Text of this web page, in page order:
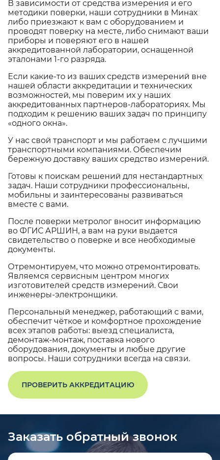
В зависимости от средства измерения и его
методики поверки, наши сотрудники в Минах
либо приезжают к вам с оборудованием и
проводят поверку на месте, либо снимают ваши
приборы и поверяют его в нашей
аккредитованной лаборатории, оснащенной
эталонами 1-го разряда.
Если какие-то из ваших средств измерений вне
нашей области аккредитации и технических
возможностей, мы поверим их у наших
аккредитованных партнеров-лабораториях. Мы
подходим к решению ваших задач по принципу
«одного окна».
У нас свой транспорт и мы работаем с лучшими
транспортными компаниями. Обеспечим
бережную доставку ваших средство измерений.
Готовы к поискам решений для нестандартных
задач. Наши сотрудники профессиональны,
мобильны и заинтересованы развиваться
вместе с вами.
После поверки метролог вносит информацию
во ФГИС АРШИН, а вам на руки выдается
свидетельство о поверке и все необходимые
документы.
Отремонтируем, что можно отремонтировать.
Являемся сервисным центром многих
изготовителей средств измерений. Свои
инженеры-электронщики.
Персональный менеджер, работающий с вами,
обеспечит чёткое и комфортное прохождение
всех этапов работы: выезд специалиста,
демонтаж-монтаж, поставка нового
оборудования, документы и любые другие
вопросы. Наши сотрудники всегда на связи.
ПРОВЕРИТЬ АККРЕДИТАЦИЮ
Заказать обратный звонок